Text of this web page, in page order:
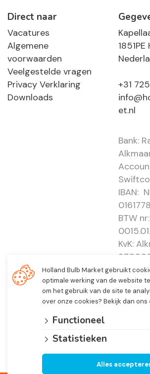
Direct naar
Vacatures
Algemene
voorwaarden
Veelgestelde vragen
Privacy Verklaring
Downloads
+31
et.nl
Bank:
IBAN:
BTW
KvK:
EBO
Holland Bulb Market gebruikt
optimale werking van de website
om het gebruik van de site te
over onze cookies? Bekijk dan ons
Functioneel
Statistieken
Alles